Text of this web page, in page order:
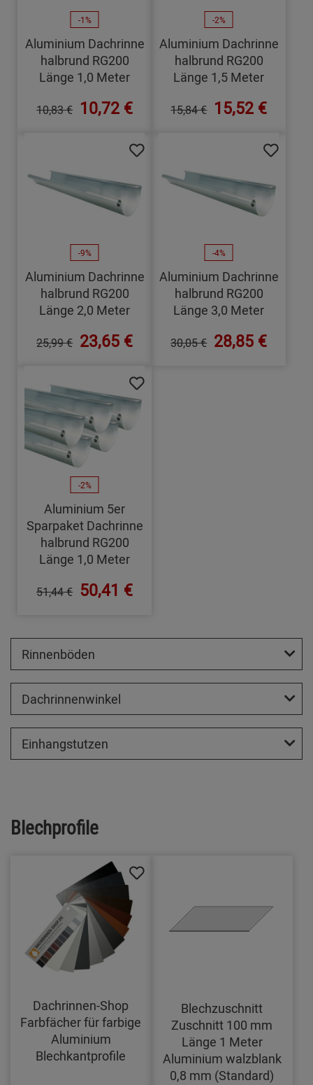
-1%
Aluminium Dachrinne
halbrund RG200
Länge 1,0 Meter
10,83 € 10,72 €
-2%
Aluminium Dachrinne
halbrund RG200
Länge 1,5 Meter
15,84 € 15,52 €
-9%
Aluminium Dachrinne
halbrund RG200
Länge 2,0 Meter
25,99 € 23,65 €
-4%
Aluminium Dachrinne
halbrund RG200
Länge 3,0 Meter
30,05 € 28,85 €
-2%
Aluminium 5er
Sparpaket Dachrinne
halbrund RG200
Länge 1,0 Meter
51,44 € 50,41 €
Rinnenböden
Dachrinnenwinkel
Einhangstutzen
Blechprofile
Dachrinnen-Shop
Farbfächer für farbige
Aluminium
Blechkantprofile
Blechzuschnitt
Zuschnitt 100 mm
Länge 1 Meter
Aluminium walzblank
0,8 mm (Standard)